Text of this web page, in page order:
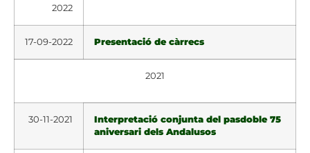
2022
17-09-2022 Presentació de càrrecs
2021
30-11-2021
Interpretació conjunta del pasdoble 75
aniversari dels Andalusos